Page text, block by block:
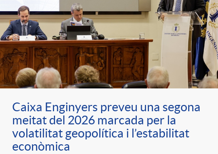
Caixa Enginyers preveu una segona
meitat del 2026 marcada per la
volatilitat geopolítica i l’estabilitat
econòmica